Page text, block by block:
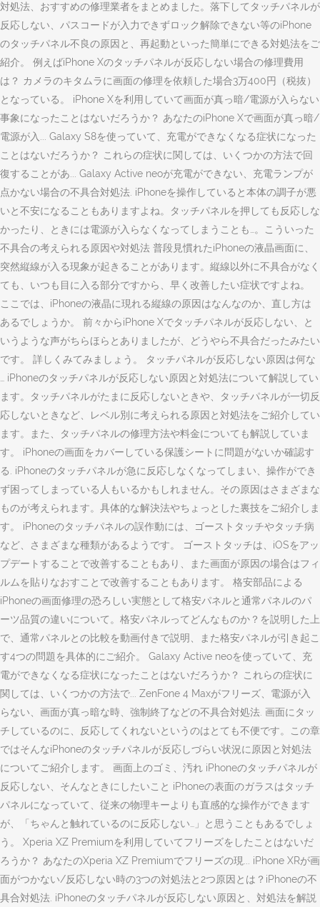
対処法、おすすめの修理業者をまとめました。落下してタッチパネルが
反応しない、パスコードが入力できずロック解除できない等のiPhone
のタッチパネル不良の原因と、再起動といった簡単にできる対処法をご
紹介。 例えばiPhone Xのタッチパネルが反応しない場合の修理費用
は？ カメラのキタムラに画面の修理を依頼した場合3万400円（税抜）
となっている。 iPhone Xを利用していて画面が真っ暗/電源が入らない
事象になったことはないだろうか？ あなたのiPhone Xで画面が真っ暗/
電源が入... Galaxy S8を使っていて、充電ができなくなる症状になった
ことはないだろうか？ これらの症状に関しては、いくつかの方法で回
復することがあ... Galaxy Active neoが充電ができない、充電ランプが
点かない場合の不具合対処法. iPhoneを操作していると本体の調子が悪
いと不安になることもありますよね。タッチパネルを押しても反応しな
かったり、ときには電源が入らなくなってしまうことも…。こういった
不具合の考えられる原因や対処法 普段見慣れたiPhoneの液晶画面に、
突然縦線が入る現象が起きることがあります。縦線以外に不具合がなく
ても、いつも目に入る部分ですから、早く改善したい症状ですよね。
ここでは、iPhoneの液晶に現れる縦線の原因はなんなのか、直し方は
あるでしょうか。 前々からiPhone Xでタッチパネルが反応しない、と
いうような声がちらほらとありましたが、どうやら不具合だったみたい
です。 詳しくみてみましょう。 タッチパネルが反応しない原因は何な
… iPhoneのタッチパネルが反応しない原因と対処法について解説してい
ます。タッチパネルがたまに反応しないときや、タッチパネルが一切反
応しないときなど、レベル別に考えられる原因と対処法をご紹介してい
ます。また、タッチパネルの修理方法や料金についても解説していま
す。 iPhoneの画面をカバーしている保護シートに問題がないか確認す
る. iPhoneのタッチパネルが急に反応しなくなってしまい、操作ができ
ず困ってしまっている人もいるかもしれません。その原因はさまざまな
ものが考えられます。具体的な解決法やちょっとした裏技をご紹介しま
す。 iPhoneのタッチパネルの誤作動には、ゴーストタッチやタッチ病
など、さまざまな種類があるようです。 ゴーストタッチは、iOSをアッ
プデートすることで改善することもあり、また画面が原因の場合はフィ
ルムを貼りなおすことで改善することもあります。 格安部品による
iPhoneの画面修理の恐ろしい実態として格安パネルと通常パネルのパ
ーツ品質の違いについて。格安パネルってどんなものか？を説明した上
で、通常パネルとの比較を動画付きで説明、また格安パネルが引き起こ
す4つの問題を具体的にご紹介。 Galaxy Active neoを使っていて、充
電ができなくなる症状になったことはないだろうか？ これらの症状に
関しては、いくつかの方法で... ZenFone 4 Maxがフリーズ、電源が入
らない、画面が真っ暗な時、強制終了などの不具合対処法. 画面にタッ
チしているのに、反応してくれないというのはとても不便です。この章
ではそんなiPhoneのタッチパネルが反応しづらい状況に原因と対処法
についてご紹介します。 画面上のゴミ、汚れ iPhoneのタッチパネルが
反応しない、そんなときにしたいこと iPhoneの表面のガラスはタッチ
パネルになっていて、従来の物理キーよりも直感的な操作ができます
が、「ちゃんと触れているのに反応しない…」と思うこともあるでしょ
う。 Xperia XZ Premiumを利用していてフリーズをしたことはないだ
ろうか？ あなたのXperia XZ Premiumでフリーズの現... iPhone XRが画
面がつかない/反応しない時の3つの対処法と2つ原因とは？iPhoneの不
具合対処法. iPhoneのタッチパネルが反応しない原因と、対処法を解説